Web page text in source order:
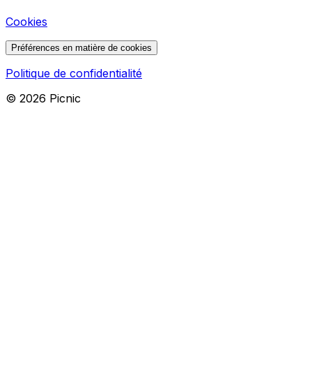
Cookies
Préférences en matière de cookies
Politique de confidentialité
© 2026 Picnic